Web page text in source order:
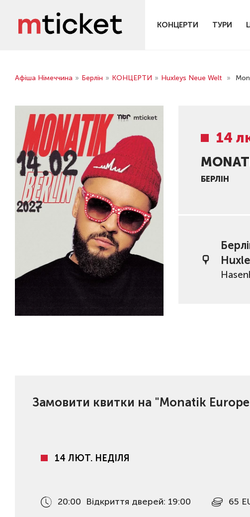
КОНЦЕРТИ ТУРИ
Афіша Німеччина » Берлін » КОНЦЕРТИ » Huxleys Neue Welt »
14
БЕРЛІН
Замовити квитки на "Monatik
14 ЛЮТ. НЕДІЛЯ
20:00 Відкриття дверей: 19:00 65